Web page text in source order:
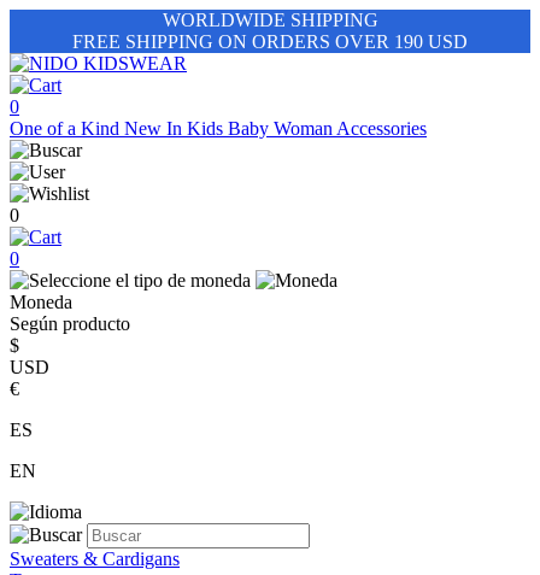
WORLDWIDE SHIPPING
FREE SHIPPING ON ORDERS OVER 190 USD
0
One of a Kind New In Kids Baby Woman Accessories
0
0
Moneda
Según producto
$
USD
€
ES
EN
Sweaters & Cardigans